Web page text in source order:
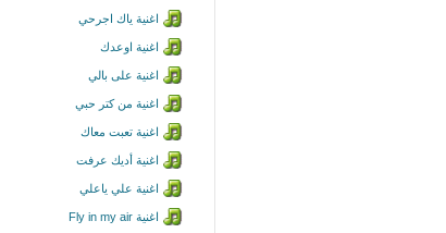
اغنية ياك اجرحي
اغنية اوعدك
اغنية على بالي
اغنية من كتر حبي
اغنية تعبت معاك
اغنية أديك عرفت
اغنية علي ياعلي
اغنية Fly in my air